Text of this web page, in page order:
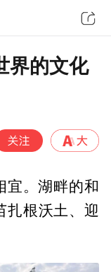
界的文化
宜。湖畔的和
扎根沃土、迎